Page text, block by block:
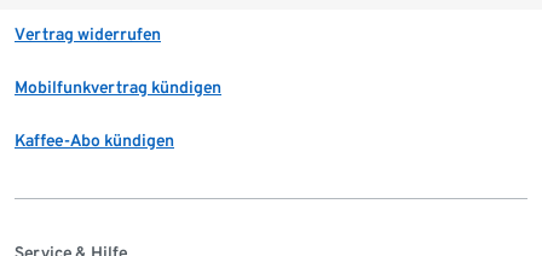
Vertrag widerrufen
Mobilfunkvertrag kündigen
Kaffee-Abo kündigen